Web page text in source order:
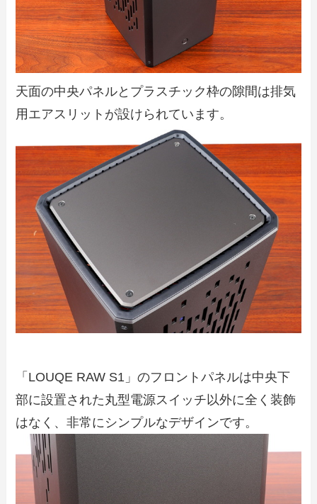
天面の中央パネルとプラスチック枠の隙間は排気
用エアスリットが設けられています。
「LOUQE RAW S1」のフロントパネルは中央下
部に設置された丸型電源スイッチ以外に全く装飾
はなく、非常にシンプルなデザインです。